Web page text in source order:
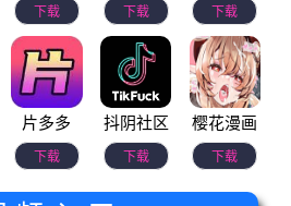
下载 下载 下载
片多多
下载
抖阴社区
下载
樱花漫画
下载